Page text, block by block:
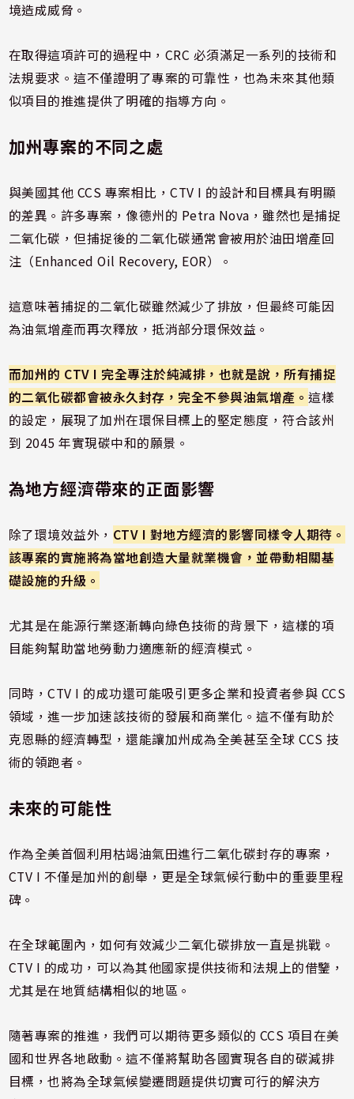
境造成威脅。
在取得這項許可的過程中，CRC 必須滿足一系列的技術和
法規要求。這不僅證明了專案的可靠性，也為未來其他類
似項目的推進提供了明確的指導方向。
加州專案的不同之處
與美國其他 CCS 專案相比，CTV I 的設計和目標具有明顯
的差異。許多專案，像德州的 Petra Nova，雖然也是捕捉
二氧化碳，但捕捉後的二氧化碳通常會被用於油田增產回
注（Enhanced Oil Recovery, EOR）。
這意味著捕捉的二氧化碳雖然減少了排放，但最終可能因
為油氣增產而再次釋放，抵消部分環保效益。
而加州的 CTV I 完全專注於純減排，也就是說，所有捕捉
的二氧化碳都會被永久封存，完全不參與油氣增產。這樣
的設定，展現了加州在環保目標上的堅定態度，符合該州
到 2045 年實現碳中和的願景。
為地方經濟帶來的正面影響
除了環境效益外， CTV I 對地方經濟的影響同樣令人期待。
該專案的實施將為當地創造大量就業機會，並帶動相關基
礎設施的升級。
尤其是在能源行業逐漸轉向綠色技術的背景下，這樣的項
目能夠幫助當地勞動力適應新的經濟模式。
同時，CTV I 的成功還可能吸引更多企業和投資者參與 CCS
領域，進一步加速該技術的發展和商業化。這不僅有助於
克恩縣的經濟轉型，還能讓加州成為全美甚至全球 CCS 技
術的領跑者。
未來的可能性
作為全美首個利用枯竭油氣田進行二氧化碳封存的專案，
CTV I 不僅是加州的創舉，更是全球氣候行動中的重要里程
碑。
在全球範圍內，如何有效減少二氧化碳排放一直是挑戰。
CTV I 的成功，可以為其他國家提供技術和法規上的借鑒，
尤其是在地質結構相似的地區。
隨著專案的推進，我們可以期待更多類似的 CCS 項目在美
國和世界各地啟動。這不僅將幫助各國實現各自的碳減排
目標，也將為全球氣候變遷問題提供切實可行的解決方